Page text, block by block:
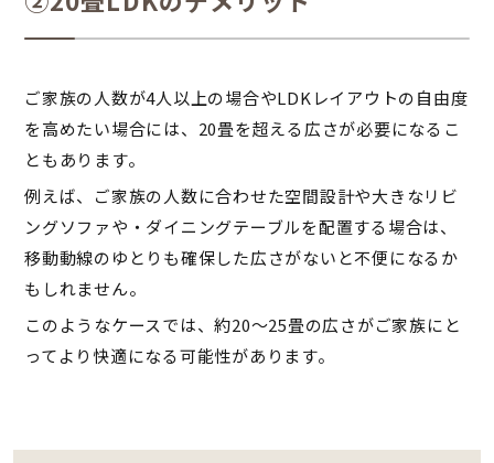
ご家族の人数が4人以上の場合やLDKレイアウトの自由度
を高めたい場合には、20畳を超える広さが必要になるこ
ともあります。
例えば、ご家族の人数に合わせた空間設計や大きなリビ
ングソファや・ダイニングテーブルを配置する場合は、
移動動線のゆとりも確保した広さがないと不便になるか
もしれません。
このようなケースでは、約20～25畳の広さがご家族にと
ってより快適になる可能性があります。